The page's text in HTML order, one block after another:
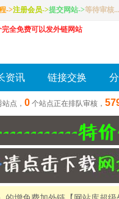
->注册会员->提交网站->等待审核...
完全免费可以发外链网站
资讯 链接交换
点， 0 个站点正在排队审核，